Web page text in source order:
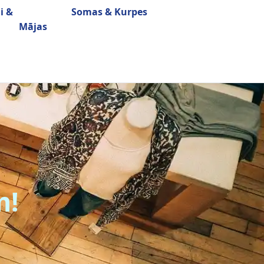
&
katalogs
Somas & Kurpes
Mājas